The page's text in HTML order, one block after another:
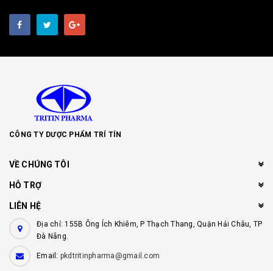
CÔNG TY DƯỢC PHẨM TRÍ TÍN
VỀ CHÚNG TÔI
HỖ TRỢ
LIÊN HỆ
Địa chỉ: 155B Ông Ích Khiêm, P Thạch Thang, Quận Hải Châu, TP
Đà Nẵng.
Email: pkdtritinpharma@gmail.com